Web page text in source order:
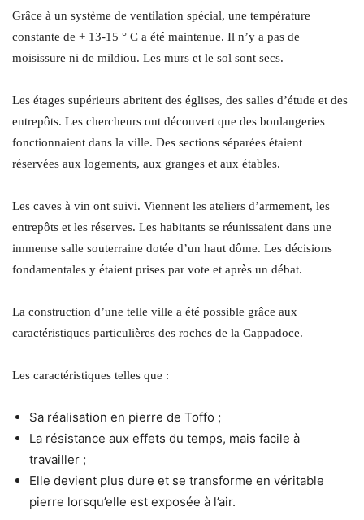
Grâce à un système de ventilation spécial, une température
constante de + 13-15 ° C a été maintenue. Il n’y a pas de
moisissure ni de mildiou. Les murs et le sol sont secs.
Les étages supérieurs abritent des églises, des salles d’étude et des
entrepôts. Les chercheurs ont découvert que des boulangeries
fonctionnaient dans la ville. Des sections séparées étaient
réservées aux logements, aux granges et aux étables.
Les caves à vin ont suivi. Viennent les ateliers d’armement, les
entrepôts et les réserves. Les habitants se réunissaient dans une
immense salle souterraine dotée d’un haut dôme. Les décisions
fondamentales y étaient prises par vote et après un débat.
La construction d’une telle ville a été possible grâce aux
caractéristiques particulières des roches de la Cappadoce.
Les caractéristiques telles que :
Sa réalisation en pierre de Toffo ;
La résistance aux effets du temps, mais facile à
travailler ;
Elle devient plus dure et se transforme en véritable
pierre lorsqu’elle est exposée à l’air.